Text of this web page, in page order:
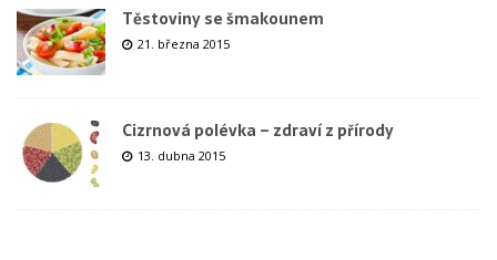
Těstoviny se šmakounem
21. března 2015
Cizrnová polévka – zdraví z přírody
13. dubna 2015